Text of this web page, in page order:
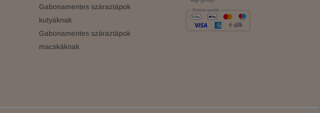
Gabonamentes száraztápok
kutyáknak
Gabonamentes száraztápok
macskáknak